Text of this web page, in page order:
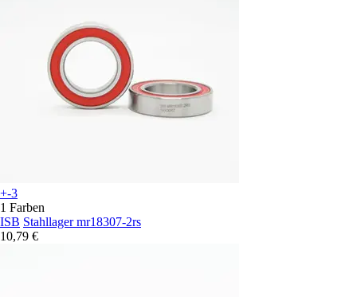
+-3
1 Farben
ISB Stahllager mr18307-2rs
10,79 €